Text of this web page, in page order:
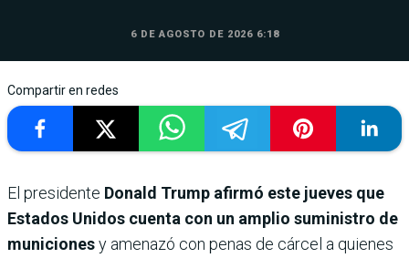
6 DE AGOSTO DE 2026 6:18
Compartir en redes
El presidente Donald Trump afirmó este jueves que
Estados Unidos cuenta con un amplio suministro de
municionesy amenazó con penas de cárcel a quienes